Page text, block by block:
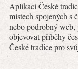
Aplikaci České
místech spojených s
nebo podrobný
objevovat příběhy
České tradice pro